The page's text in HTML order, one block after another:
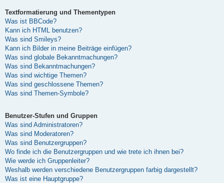
Textformatierung und Thementypen
Was ist BBCode?
Kann ich HTML benutzen?
Was sind Smileys?
Kann ich Bilder in meine Beiträge einfügen?
Was sind globale Bekanntmachungen?
Was sind Bekanntmachungen?
Was sind wichtige Themen?
Was sind geschlossene Themen?
Was sind Themen-Symbole?
Benutzer-Stufen und Gruppen
Was sind Administratoren?
Was sind Moderatoren?
Was sind Benutzergruppen?
Wo finde ich die Benutzergruppen und wie trete ich ihnen bei?
Wie werde ich Gruppenleiter?
Weshalb werden verschiedene Benutzergruppen farbig dargestellt?
Was ist eine Hauptgruppe?